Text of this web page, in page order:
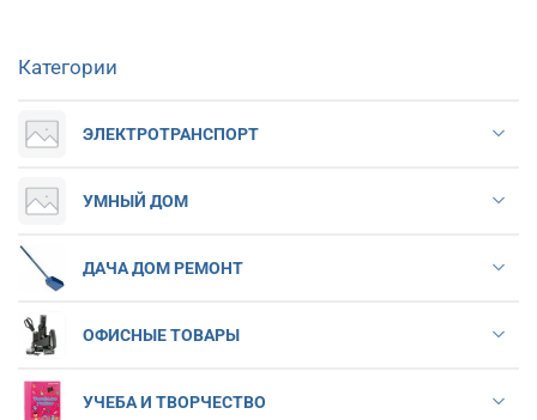
Категории
ЭЛЕКТРОТРАНСПОРТ
УМНЫЙ ДОМ
ДАЧА ДОМ РЕМОНТ
ОФИСНЫЕ ТОВАРЫ
УЧЕБА И ТВОРЧЕСТВО